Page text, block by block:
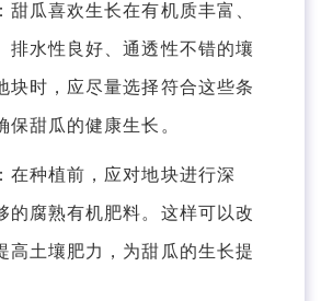
瓜喜欢生长在有机质丰富、
排水性良好、通透性不错的壤
块时，应尽量选择符合这些条
保甜瓜的健康生长。
种植前，应对地块进行深
的腐熟有机肥料。这样可以改
高土壤肥力，为甜瓜的生长提